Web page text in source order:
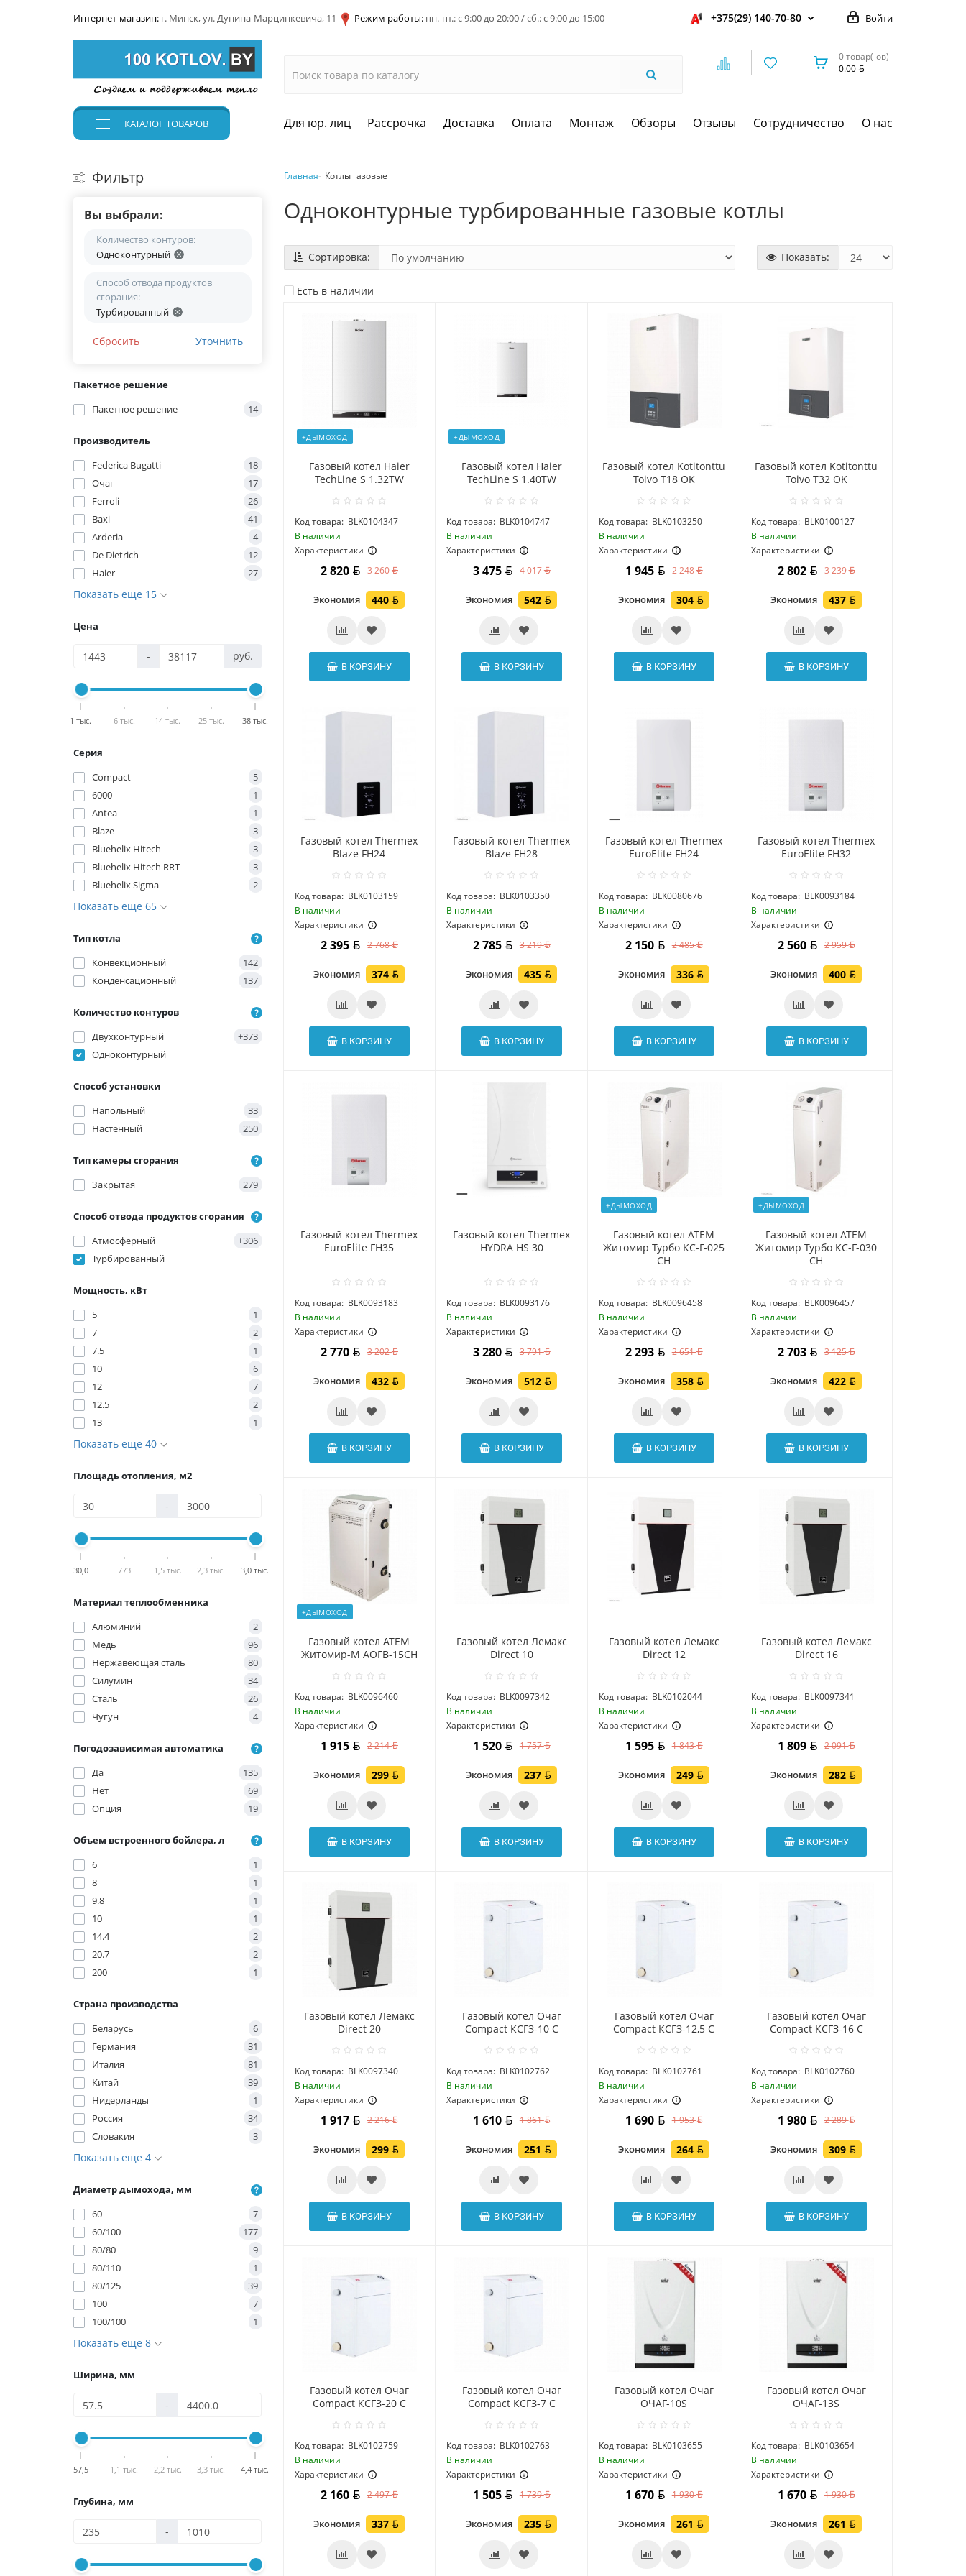
Интернет-магазин: г. Минск, ул. Дунина-Марцинкевича, 11 Режим работы: пн.-пт.: с 9:00 до 20:00 / сб.: с 9:00 до 15:00 Войти
+375(29) 140-70-80
0 товар(-ов)
0.00
КАТАЛОГТОВАРОВ Для юр. лиц Рассрочка Доставка Оплата Монтаж Обзоры Отзывы Сотрудничество О нас
Фильтр
Вы выбрали:
Количество контуров:
Одноконтурный
Способ отвода продуктов
сгорания:
Турбированный
Сбросить Уточнить
Пакетное решение
Пакетное решение
14
Производитель
Federica Bugatti
18
Очаг
17
Ferroli
26
Baxi
41
Arderia
4
De Dietrich
12
Haier
27
Показать еще 15
Цена
- руб.
1 тыс. 6 тыс. 14 тыс. 25 тыс. 38 тыс.
Серия
Compact
5
6000
1
Antea
1
Blaze
3
Bluehelix Hitech
3
Bluehelix Hitech RRT
3
Bluehelix Sigma
2
Показать еще 65
Тип котла
Конвекционный
142
Конденсационный
137
Количество контуров
Двухконтурный
+373
Одноконтурный
Способ установки
Напольный
33
Настенный
250
Тип камеры сгорания
Закрытая
279
Способ отвода продуктов сгорания
Атмосферный
+306
Турбированный
Мощность, кВт
5
1
7
2
7.5
1
10
6
12
7
12.5
2
13
1
Показать еще 40
Площадь отопления, м2
-
30,0 773 1,5 тыс. 2,3 тыс. 3,0 тыс.
Материал теплообменника
Алюминий
2
Медь
96
Нержавеющая сталь
80
Силумин
34
Сталь
26
Чугун
4
Погодозависимая автоматика
Да
135
Нет
69
Опция
19
Объем встроенного бойлера, л
6
1
8
1
9.8
1
10
1
14.4
2
20.7
2
200
1
Страна производства
Беларусь
6
Германия
31
Италия
81
Китай
39
Нидерланды
1
Россия
34
Словакия
3
Показать еще 4
Диаметр дымохода, мм
60
7
60/100
177
80/80
9
80/110
1
80/125
39
100
7
100/100
1
Показать еще 8
Ширина, мм
-
57,5 1,1 тыс. 2,2 тыс. 3,3 тыс. 4,4 тыс.
Глубина, мм
-
Главная Котлы газовые
Одноконтурные турбированные газовые котлы
Сортировка: Показать:
Есть в наличии
+ДЫМОХОД
Газовый котел Haier
TechLine S 1.32TW
Код товара: BLK0104347
В наличии
Характеристики
2 820 3 260
Экономия 440
В КОРЗИНУ
+ДЫМОХОД
Газовый котел Haier
TechLine S 1.40TW
Код товара: BLK0104747
В наличии
Характеристики
3 475 4 017
Экономия 542
В КОРЗИНУ
Газовый котел Kotitonttu
Toivo T18 OK
Код товара: BLK0103250
В наличии
Характеристики
1 945 2 248
Экономия 304
В КОРЗИНУ
Газовый котел Kotitonttu
Toivo T32 OK
Код товара: BLK0100127
В наличии
Характеристики
2 802 3 239
Экономия 437
В КОРЗИНУ
Газовый котел Thermex
Blaze FH24
Код товара: BLK0103159
В наличии
Характеристики
2 395 2 768
Экономия 374
В КОРЗИНУ
Газовый котел Thermex
Blaze FH28
Код товара: BLK0103350
В наличии
Характеристики
2 785 3 219
Экономия 435
В КОРЗИНУ
Газовый котел Thermex
EuroElite FH24
Код товара: BLK0080676
В наличии
Характеристики
2 150 2 485
Экономия 336
В КОРЗИНУ
Газовый котел Thermex
EuroElite FH32
Код товара: BLK0093184
В наличии
Характеристики
2 560 2 959
Экономия 400
В КОРЗИНУ
Газовый котел Thermex
EuroElite FH35
Код товара: BLK0093183
В наличии
Характеристики
2 770 3 202
Экономия 432
В КОРЗИНУ
Газовый котел Thermex
HYDRA HS 30
Код товара: BLK0093176
В наличии
Характеристики
3 280 3 791
Экономия 512
В КОРЗИНУ
+ДЫМОХОД
Газовый котел АТЕМ
Житомир Турбо КС-Г-025
СН
Код товара: BLK0096458
В наличии
Характеристики
2 293 2 651
Экономия 358
В КОРЗИНУ
+ДЫМОХОД
Газовый котел АТЕМ
Житомир Турбо КС-Г-030
СН
Код товара: BLK0096457
В наличии
Характеристики
2 703 3 125
Экономия 422
В КОРЗИНУ
+ДЫМОХОД
Газовый котел АТЕМ
Житомир-М АОГВ-15СН
Код товара: BLK0096460
В наличии
Характеристики
1 915 2 214
Экономия 299
В КОРЗИНУ
Газовый котел Лемакс
Direct 10
Код товара: BLK0097342
В наличии
Характеристики
1 520 1 757
Экономия 237
В КОРЗИНУ
Газовый котел Лемакс
Direct 12
Код товара: BLK0102044
В наличии
Характеристики
1 595 1 843
Экономия 249
В КОРЗИНУ
Газовый котел Лемакс
Direct 16
Код товара: BLK0097341
В наличии
Характеристики
1 809 2 091
Экономия 282
В КОРЗИНУ
Газовый котел Лемакс
Direct 20
Код товара: BLK0097340
В наличии
Характеристики
1 917 2 216
Экономия 299
В КОРЗИНУ
Газовый котел Очаг
Compact КСГЗ-10 С
Код товара: BLK0102762
В наличии
Характеристики
1 610 1 861
Экономия 251
В КОРЗИНУ
Газовый котел Очаг
Compact КСГЗ-12,5 С
Код товара: BLK0102761
В наличии
Характеристики
1 690 1 953
Экономия 264
В КОРЗИНУ
Газовый котел Очаг
Compact КСГЗ-16 С
Код товара: BLK0102760
В наличии
Характеристики
1 980 2 289
Экономия 309
В КОРЗИНУ
Газовый котел Очаг
Compact КСГЗ-20 С
Код товара: BLK0102759
В наличии
Характеристики
2 160 2 497
Экономия 337
Газовый котел Очаг
Compact КСГЗ-7 С
Код товара: BLK0102763
В наличии
Характеристики
1 505 1 739
Экономия 235
Газовый котел Очаг
ОЧАГ-10S
Код товара: BLK0103655
В наличии
Характеристики
1 670 1 930
Экономия 261
Газовый котел Очаг
ОЧАГ-13S
Код товара: BLK0103654
В наличии
Характеристики
1 670 1 930
Экономия 261